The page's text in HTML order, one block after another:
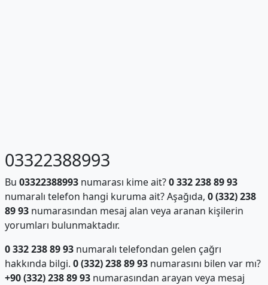
03322388993
Bu 03322388993numarası kime ait?0 332 238 89 93
numaralı telefon hangi kuruma ait? Aşağıda, 0 (332) 238
89 93numarasından mesaj alan veya aranan kişilerin
yorumları bulunmaktadır.
0 332 238 89 93numaralı telefondan gelen çağrı
hakkında bilgi. 0 (332) 238 89 93numarasını bilen var mı?
+90 (332) 238 89 93numarasından arayan veya mesaj